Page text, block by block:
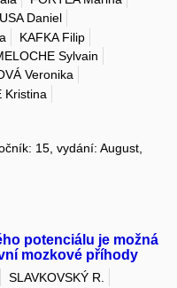
Daniel
KAFKA Filip
Sylvain
Veronika
Kristina
15, vydání: August,
potenciálu je možná
mozkové příhody
SLAVKOVSKÝ R.